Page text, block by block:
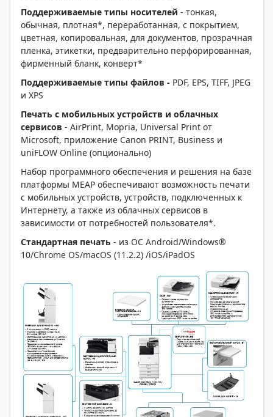
Поддерживаемые типы носителей - тонкая,
обычная, плотная*, переработанная, с покрытием,
цветная, копировальная, для документов, прозрачная
пленка, этикетки, предварительно перфорированная,
фирменный бланк, конверт*
Поддерживаемые типы файлов - PDF, EPS, TIFF, JPEG
и XPS
Печать с мобильных устройств и облачных
сервисов - AirPrint, Mopria, Universal Print от
Microsoft, приложение Canon PRINT, Business и
uniFLOW Online (опционально)
Набор программного обеспечения и решения на базе
платформы MEAP обеспечивают возможность печати
с мобильных устройств, устройств, подключенных к
Интернету, а также из облачных сервисов в
зависимости от потребностей пользователя*.
Стандартная печать - из ОС Android/Windows®
10/Chrome OS/macOS (11.2.2) /iOS/iPadOS